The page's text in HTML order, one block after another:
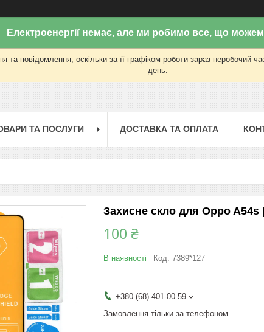
Електроенергії немає, але ми робимо все, що
повідомлення, оскільки за її графіком роботи зараз неробочий
день.
ТА ПОСЛУГИ ДОСТАВКА ТА ОПЛАТА
Захисне скло для Oppo A54s
100 ₴
В наявності Код: 7389*127
+380 (68) 401-00-59
Замовлення тільки за телефоном